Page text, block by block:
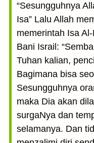
“Sesungguhnya
Isa” Lalu Allah
memerintah Isa
Bani Israil:
Tuhan kalian,
Bagimana bisa
Sesungguhnya
maka Dia akan
surgaNya dan
selamanya. Dan